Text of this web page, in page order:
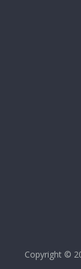
Copyright ©